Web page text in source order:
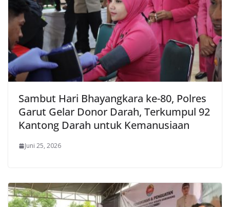
Sambut Hari Bhayangkara ke-80, Polres
Garut Gelar Donor Darah, Terkumpul 92
Kantong Darah untuk Kemanusiaan
Juni 25, 2026